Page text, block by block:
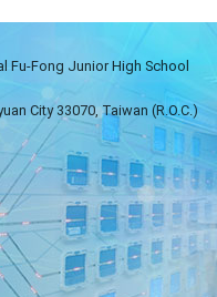
Fu-Fong Junior High School
City 33070, Taiwan (R.O.C.)